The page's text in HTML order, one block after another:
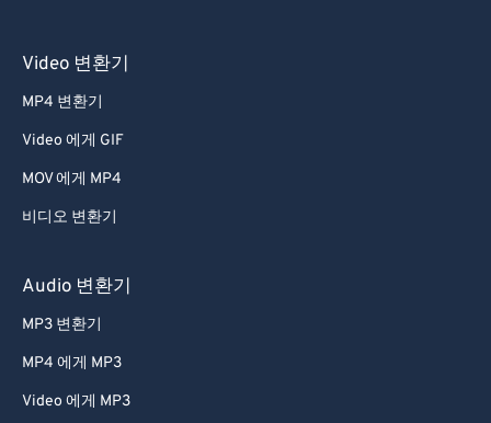
Video 변환기
MP4 변환기
Video 에게 GIF
MOV 에게 MP4
비디오 변환기
Audio 변환기
MP3 변환기
MP4 에게 MP3
Video 에게 MP3